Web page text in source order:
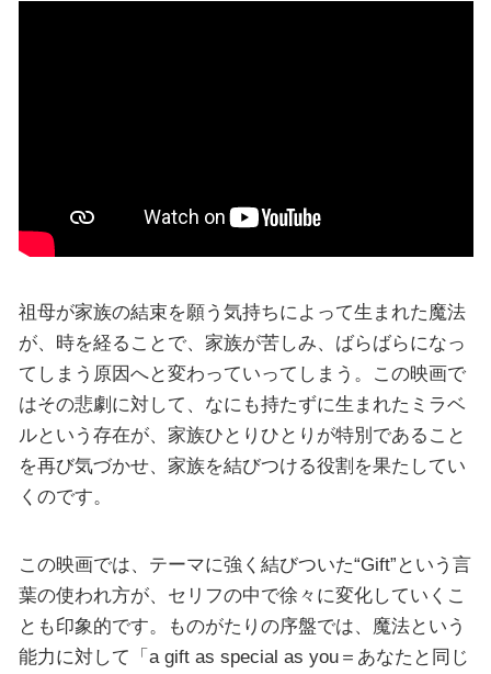
祖母が家族の結束を願う気持ちによって生まれた魔法
が、時を経ることで、家族が苦しみ、ばらばらになっ
てしまう原因へと変わっていってしまう。この映画で
はその悲劇に対して、なにも持たずに生まれたミラベ
ルという存在が、家族ひとりひとりが特別であること
を再び気づかせ、家族を結びつける役割を果たしてい
くのです。
この映画では、テーマに強く結びついた“Gift”という言
葉の使われ方が、セリフの中で徐々に変化していくこ
とも印象的です。ものがたりの序盤では、魔法という
能力に対して「a gift as special as you＝あなたと同じ